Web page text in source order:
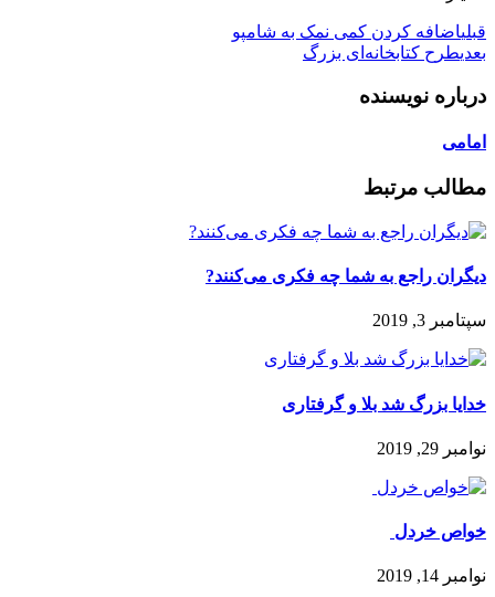
قبلیاضافه کردن کمی نمک به شامپو
بعدیطرح کتابخانه‌ای بزرگ
درباره نویسنده
امامی
مطالب مرتبط
دیگران راجع به شما چه فکری می‌کنند?
سپتامبر 3, 2019
خدایا بزرگ شد بلا و گرفتاری
نوامبر 29, 2019
خواص خردل ️
نوامبر 14, 2019